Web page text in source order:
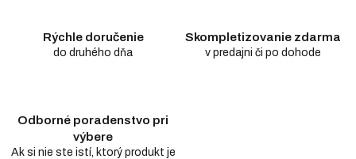
Rýchle doručenie
do druhého dňa
Skompletizovanie zdarma
v predajni či po dohode
Odborné poradenstvo pri
výbere
Ak si nie ste istí, ktorý produkt je